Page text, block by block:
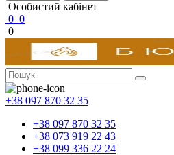
Особистий кабінет
0 0
0
+38 097 870 32 35
+38 097 870 32 35
+38 073 919 22 43
+38 099 336 22 24